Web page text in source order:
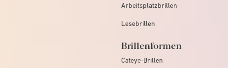
Arbeitsplatzbrillen
Lesebrillen
Brillenformen
Cateye-Brillen